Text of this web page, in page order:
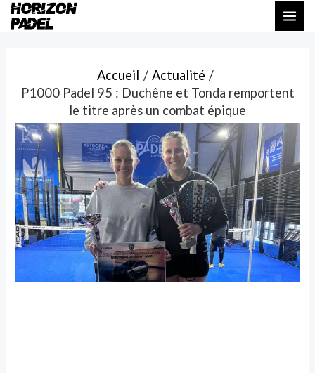
Aller
Accueil
Actualité
P1000 Padel 95 : Duchêne et Tonda remportent
le titre après un combat épique
Navigation
des